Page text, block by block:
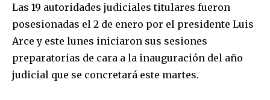
Las 19 autoridades judiciales titulares fueron
posesionadas el 2 de enero por el presidente Luis
Arce y este lunes iniciaron sus sesiones
preparatorias de cara a la inauguración del año
judicial que se concretará este martes.